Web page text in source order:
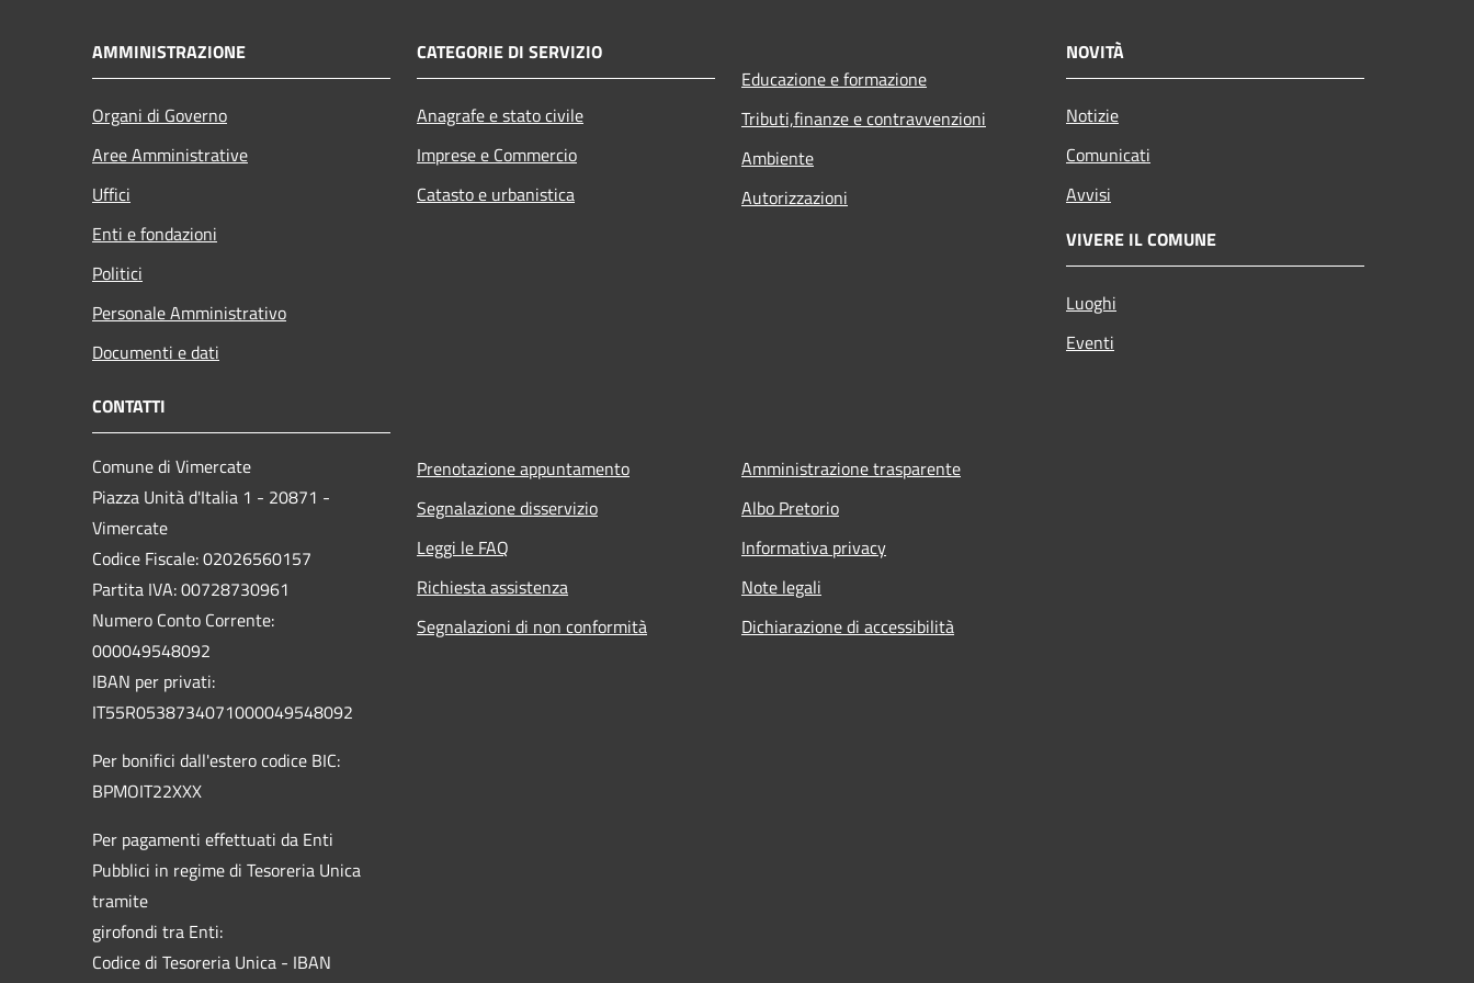
AMMINISTRAZIONE
Organi di Governo
Aree Amministrative
Uffici
Enti e fondazioni
Politici
Personale Amministrativo
Documenti e dati
CATEGORIE DI SERVIZIO
Anagrafe e stato civile
Imprese e Commercio
Catasto e urbanistica
Educazione e formazione
Tributi,finanze e contravvenzioni
Ambiente
Autorizzazioni
NOVITÀ
Notizie
Comunicati
Avvisi
VIVERE IL COMUNE
Luoghi
Eventi
CONTATTI
Comune di Vimercate
Piazza Unità d'Italia 1 - 20871 -
Vimercate
Codice Fiscale: 02026560157
Partita IVA: 00728730961
Numero Conto Corrente:
000049548092
IBAN per privati:
IT55R0538734071000049548092
Per bonifici dall'estero codice BIC:
BPMOIT22XXX
Per pagamenti effettuati da Enti
Pubblici in regime di Tesoreria Unica
tramite
girofondi tra Enti:
Codice di Tesoreria Unica - IBAN
Prenotazione appuntamento
Segnalazione disservizio
Leggi le FAQ
Richiesta assistenza
Segnalazioni di non conformità
Amministrazione trasparente
Albo Pretorio
Informativa privacy
Note legali
Dichiarazione di accessibilità